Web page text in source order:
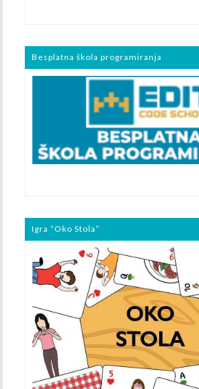
Besplatna škola programiranja
Igra “Oko Stola”